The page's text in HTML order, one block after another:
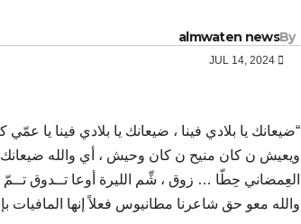
By
almwaten news
JUL 14, 2024
“ضيعانك يا بلادي فينا ، ضيعانك يا بلادي فينا
ويعيش ن كان منيح ن كان وحيش ، أي والله
العِمضاني حِطّا … زوق ، شِّم الليرة أوعا تــدوق
والله معو حق شاعرنا مطانيوس فعلاً إنها المافيات